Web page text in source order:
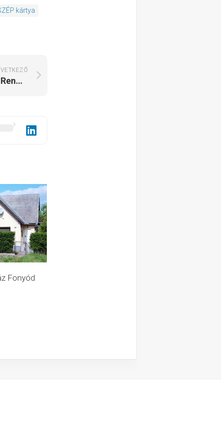
kártya
Fyred Villa Üdülőpark és Rendezvényház Tiszafüred
Fonyód